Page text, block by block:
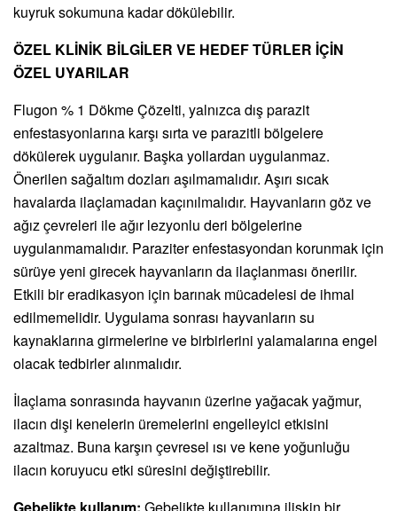
kuyruk sokumuna kadar dökülebilir.
ÖZEL KLİNİK BİLGİLER VE HEDEF TÜRLER İÇİN
ÖZEL UYARILAR
Flugon % 1 Dökme Çözelti, yalnızca dış parazit
enfestasyonlarına karşı sırta ve parazitli bölgelere
dökülerek uygulanır. Başka yollardan uygulanmaz.
Önerilen sağaltım dozları aşılmamalıdır. Aşırı sıcak
havalarda ilaçlamadan kaçınılmalıdır. Hayvanların göz ve
ağız çevreleri ile ağır lezyonlu deri bölgelerine
uygulanmamalıdır. Paraziter enfestasyondan korunmak için
sürüye yeni girecek hayvanların da ilaçlanması önerilir.
Etkili bir eradikasyon için barınak mücadelesi de ihmal
edilmemelidir. Uygulama sonrası hayvanların su
kaynaklarına girmelerine ve birbirlerini yalamalarına engel
olacak tedbirler alınmalıdır.
İlaçlama sonrasında hayvanın üzerine yağacak yağmur,
ilacın dişi kenelerin üremelerini engelleyici etkisini
azaltmaz. Buna karşın çevresel ısı ve kene yoğunluğu
ilacın koruyucu etki süresini değiştirebilir.
Gebelikte kullanım: Gebelikte kullanımına ilişkin bir